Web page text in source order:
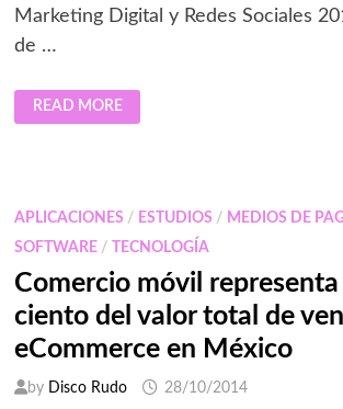
Marketing Digital y Redes Sociales
de …
ENTRE
LAS
MÁS
CADA
MANTIENEN
EN
PRINCIPALES
REDES
SOCIALES
READ MORE
APLICACIONES / ESTUDIOS / MEDIOS DE
SOFTWARE/ TECNOLOGÍA
Comercio móvil
ciento del valor total de
eCommerce en México
by Disco Rudo 28/10/2014